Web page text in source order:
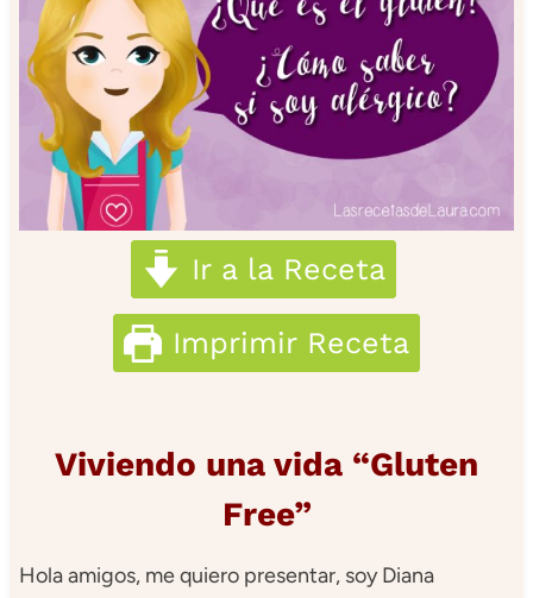
Ir a la Receta
Imprimir Receta
Viviendo una vida “Gluten
Free”
Hola amigos, me quiero presentar, soy Diana